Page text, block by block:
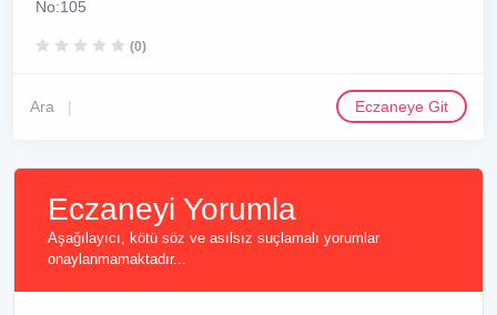
No:105
(0)
Ara Eczaneye Git
Eczaneyi Yorumla
Aşağılayıcı, kötü söz ve asılsız suçlamalı yorumlar
onaylanmamaktadır...